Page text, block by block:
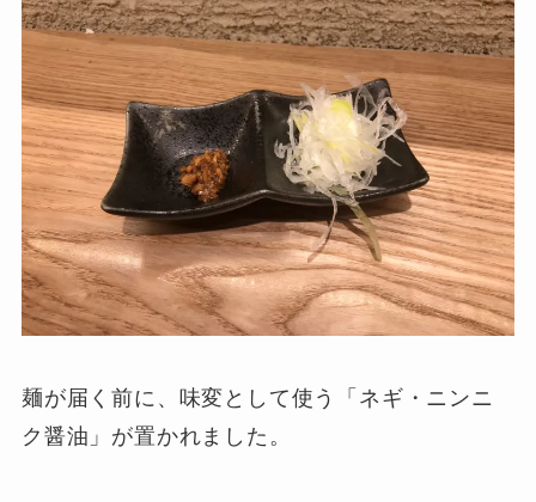
麺が届く前に、味変として使う「ネギ・ニンニ
ク醤油」が置かれました。